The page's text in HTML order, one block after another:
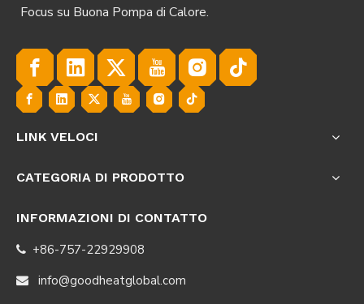
Focus su Buona Pompa di Calore.
LINK VELOCI
CATEGORIA DI PRODOTTO
INFORMAZIONI DI CONTATTO
 +86-757-22929908

info@goodheatglobal.com